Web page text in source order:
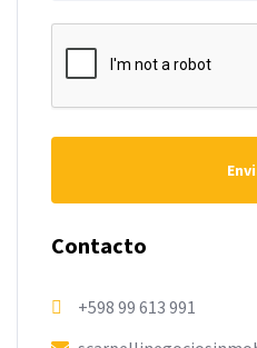
Contacto
+598 99 613 991